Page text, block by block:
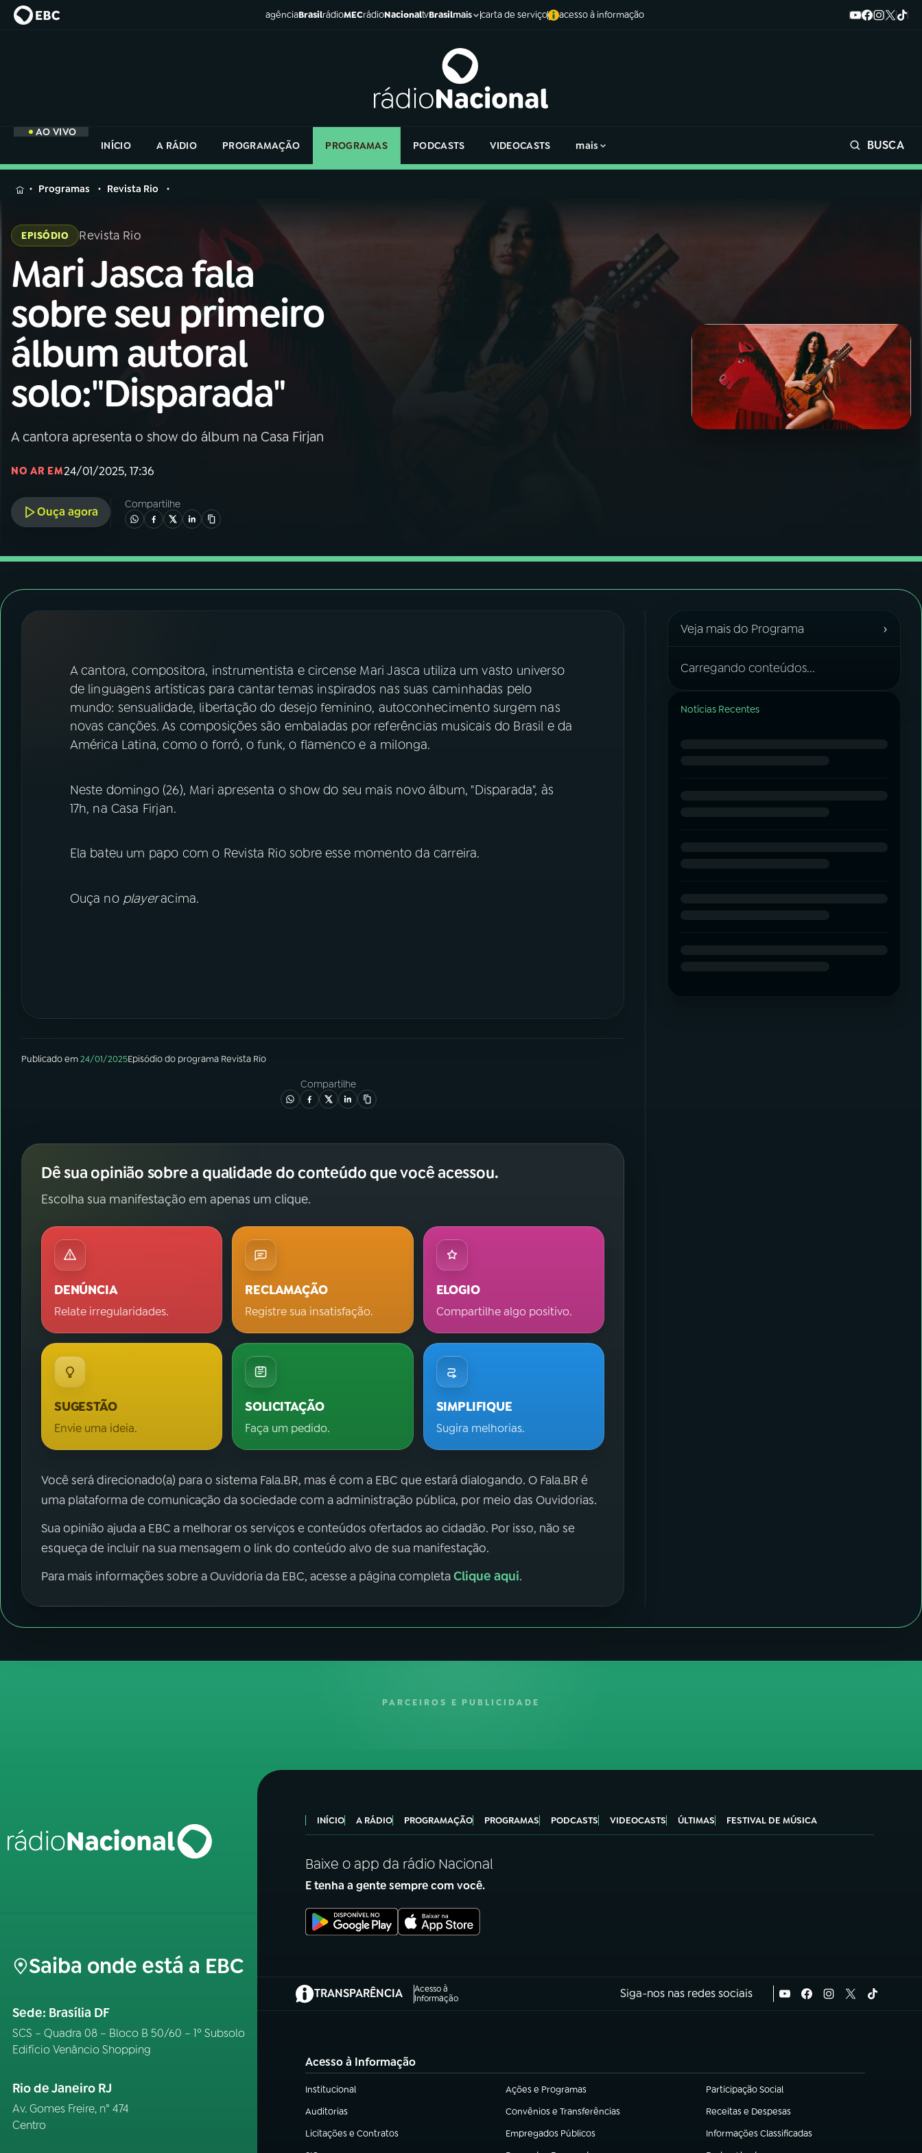
agênciaBrasilrádioMECrádioNacionaltvBrasilmais carta de serviço acesso à informação
AO VIVO
INÍCIO
A RÁDIO PROGRAMAÇÃO PROGRAMAS PODCASTS VIDEOCASTS mais BUSCA
MENU
Buscar
na
Rádio
Nacional
Buscar
01INÍCIO
02 A RÁDIO
03PROGRAMAÇÃO
05PODCASTS
FESTIVAL DE MÚSICA
ACOMPANHE A RÁDIO NACIONAL
na
Rádio
Programas Revista Rio
EPISÓDIO Revista Rio
Mari Jasca fala
sobre seu primeiro
álbum autoral
solo:"Disparada"
A cantora apresenta o show do álbum na Casa Firjan
NO AR EM24/01/2025, 17:36
Ouça agora
Compartilhe
A cantora, compositora, instrumentista e circense Mari Jasca utiliza um vasto universo
de linguagens artísticas para cantar temas inspirados nas suas caminhadas pelo
mundo: sensualidade, libertação do desejo feminino, autoconhecimento surgem nas
novas canções. As composições são embaladas por referências musicais do Brasil e da
América Latina, como o forró, o funk, o flamenco e a milonga.
Neste domingo (26), Mari apresenta o show do seu mais novo álbum, "Disparada", às
17h, na Casa Firjan.
Ela bateu um papo com o Revista Rio sobre esse momento da carreira.
Ouça no playeracima.
Publicado em24/01/2025Episódiodo programa Revista Rio
Compartilhe
Dê sua opinião sobre a qualidade do conteúdo que você acessou.
Escolha sua manifestação em apenas um clique.
DENÚNCIA
Relate irregularidades.
RECLAMAÇÃO
Registre sua insatisfação.
ELOGIO
Compartilhe algo positivo.
SUGESTÃO
Envie uma ideia.
SOLICITAÇÃO
Faça um pedido.
SIMPLIFIQUE
Sugira melhorias.
Você será direcionado(a) para o sistema Fala.BR, mas é com a EBC que estará dialogando. O Fala.BR é
uma plataforma de comunicação da sociedade com a administração pública, por meio das Ouvidorias.
Sua opinião ajuda a EBC a melhorar os serviços e conteúdos ofertados ao cidadão. Por isso, não se
esqueça de incluir na sua mensagem o link do conteúdo alvo de sua manifestação.
Para mais informações sobre a Ouvidoria da EBC, acesse a página completaClique aqui.
Veja mais do Programa ›
Carregando conteúdos...
Notícias Recentes
PARCEIROS E PUBLICIDADE
Saiba onde está a EBC
Sede: Brasília DF
SCS – Quadra 08 – Bloco B 50/60 – 1º Subsolo
Edifício Venâncio Shopping
Rio de Janeiro RJ
Av. Gomes Freire, n° 474
Centro
INÍCIO A RÁDIO PROGRAMAÇÃO PROGRAMAS PODCASTS VIDEOCASTS ÚLTIMAS FESTIVAL DE MÚSICA
Baixe o app da rádio Nacional
E tenha a gente sempre com você.
TRANSPARÊNCIA
Acesso à
Informação
(abre em nova aba) Siga-nos nas redes sociais
Acesso à Informação
Institucional
(abre em nova aba) Ações e Programas
(abre em nova aba) Participação Social
(abre em nova aba)
Auditorias
(abre em nova aba) Convênios e Transferências
(abre em nova aba) Receitas e Despesas
(abre em nova aba)
Licitações e Contratos
(abre em nova aba) Empregados Públicos
(abre em nova aba) Informações Classificadas
(abre em nova aba)